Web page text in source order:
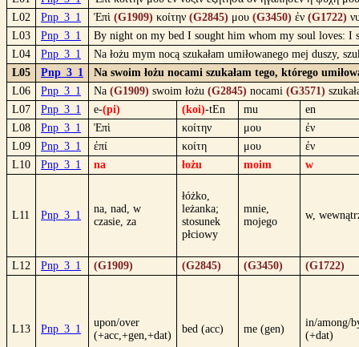
L02
Pnp_3_1 Ἐπὶ (G1909) κοίτην (G2845) μου (G3450) ἐν (G1722)
L03
Pnp_3_1
By night on my bed I sought him whom my soul loves: I
L04
Pnp_3_1
Na łożu mym nocą szukałam umiłowanego mej duszy,
L05
Pnp_3_1
Na swoim łożu nocami szukałam tego, którego
L06
Pnp_3_1 Na (G1909) swoim łożu (G2845) nocami (G3571)
L07
Pnp_3_1 e-(pi) (koi)-tEn mu
en
L08
Pnp_3_1 Ἐπὶ κοίτην μου
ἐν
L09
Pnp_3_1 ἐπί κοίτη μου
ἐν
L10
Pnp_3_1 na łożu moim w
L11 Pnp_3_1
na, nad, w
czasie, za
łóżko,
leżanka;
stosunek
płciowy
mnie,
mojego
w,
L12 Pnp_3_1 (G1909) (G2845) (G3450) (G1722)
L13 Pnp_3_1
upon/over
(+acc,+gen,+dat)
bed (acc) me (gen)
in/among/
(+dat)